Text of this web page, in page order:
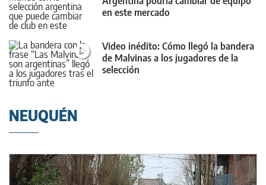
en este mercado
Video inédito: Cómo llegó la bandera
de Malvinas a los jugadores de la
selección
NEUQUÉN